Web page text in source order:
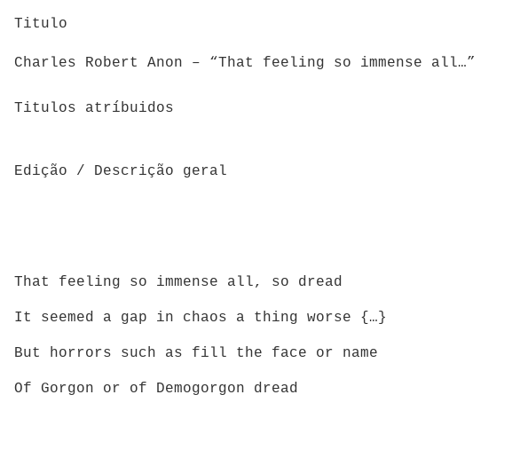
Titulo
Charles Robert Anon – “That feeling so immense all…”
Titulos atríbuidos
Edição / Descrição geral
That feeling so immense all, so dread
It seemed a gap in chaos a thing worse {…}
But horrors such as fill the face or name
Of Gorgon or of Demogorgon dread